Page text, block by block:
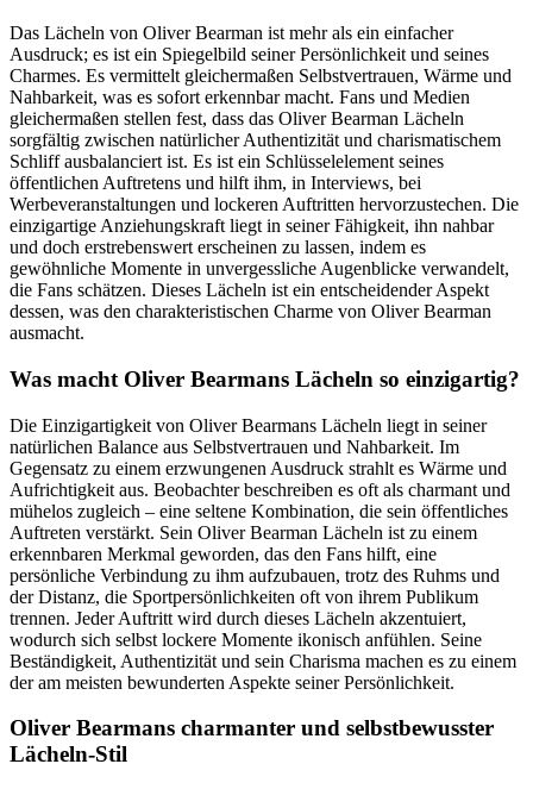
Das Lächeln von Oliver Bearman ist mehr als ein einfacher
Ausdruck; es ist ein Spiegelbild seiner Persönlichkeit und seines
Charmes. Es vermittelt gleichermaßen Selbstvertrauen, Wärme und
Nahbarkeit, was es sofort erkennbar macht. Fans und Medien
gleichermaßen stellen fest, dass das Oliver Bearman Lächeln
sorgfältig zwischen natürlicher Authentizität und charismatischem
Schliff ausbalanciert ist. Es ist ein Schlüsselelement seines
öffentlichen Auftretens und hilft ihm, in Interviews, bei
Werbeveranstaltungen und lockeren Auftritten hervorzustechen. Die
einzigartige Anziehungskraft liegt in seiner Fähigkeit, ihn nahbar
und doch erstrebenswert erscheinen zu lassen, indem es
gewöhnliche Momente in unvergessliche Augenblicke verwandelt,
die Fans schätzen. Dieses Lächeln ist ein entscheidender Aspekt
dessen, was den charakteristischen Charme von Oliver Bearman
ausmacht.
Was macht Oliver Bearmans Lächeln so einzigartig?
Die Einzigartigkeit von Oliver Bearmans Lächeln liegt in seiner
natürlichen Balance aus Selbstvertrauen und Nahbarkeit. Im
Gegensatz zu einem erzwungenen Ausdruck strahlt es Wärme und
Aufrichtigkeit aus. Beobachter beschreiben es oft als charmant und
mühelos zugleich – eine seltene Kombination, die sein öffentliches
Auftreten verstärkt. Sein Oliver Bearman Lächeln ist zu einem
erkennbaren Merkmal geworden, das den Fans hilft, eine
persönliche Verbindung zu ihm aufzubauen, trotz des Ruhms und
der Distanz, die Sportpersönlichkeiten oft von ihrem Publikum
trennen. Jeder Auftritt wird durch dieses Lächeln akzentuiert,
wodurch sich selbst lockere Momente ikonisch anfühlen. Seine
Beständigkeit, Authentizität und sein Charisma machen es zu einem
der am meisten bewunderten Aspekte seiner Persönlichkeit.
Oliver Bearmans charmanter und selbstbewusster
Lächeln-Stil